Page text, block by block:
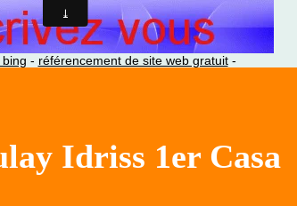
- référencement de site web gratuit-
Idriss 1er Casa